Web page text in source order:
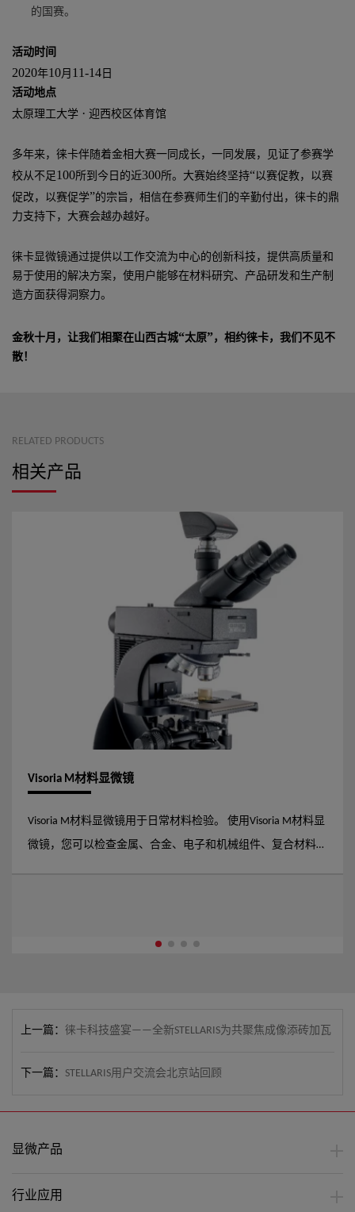
的国赛。
活动时间
2020年10月 11-14 日
活动地点
太原理工大学 · 迎西校区体育馆
多年来，徕卡伴随着金相大赛一同成长，一同发展，见证了参赛学
校从不足100所到今日的近300所。大赛始终坚持“以赛促教，以赛
促改，以赛促学”的宗旨，相信在参赛师生们的辛勤付出，徕卡的鼎
力支持下，大赛会越办越好。
徕卡显微镜通过提供以工作交流为中心的创新科技，提供高质量和
易于使用的解决方案，使用户能够在材料研究、产品研发和生产制
造方面获得洞察力。
金秋十月，让我们相聚在山西古城“太原”，相约徕卡，我们不见不
散！
RELATED PRODUCTS
相关产品
Visoria M材料显微镜
Visoria M材料显微镜用于日常材料检验。 使用Visoria M材料显
微镜，您可以检查金属、合金、电子和机械组件、复合材料、
上一篇： 徕卡科技盛宴——全新STELLARIS为共聚焦成像添砖加瓦
下一篇： STELLARIS用户交流会北京站回顾
显微产品
行业应用